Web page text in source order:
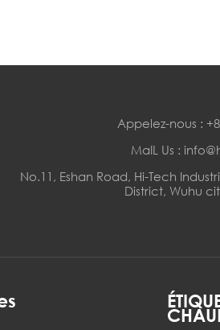
Appelez-nous :
MaIL Us :
No.11, Eshan Road, Hi-Tech
District, Wuhu